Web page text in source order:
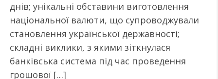
днів; унікальні обставини виготовлення
національної валюти, що супроводжували
становлення української державності;
складні виклики, з якими зіткнулася
банківська система під час проведення
грошової […]